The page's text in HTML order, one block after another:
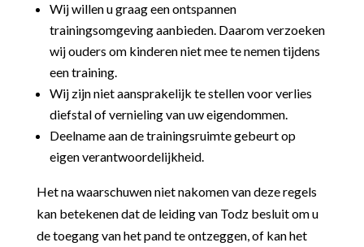
Wij willen u graag een ontspannen
trainingsomgeving aanbieden. Daarom verzoeken
wij ouders om kinderen niet mee te nemen tijdens
een training.
Wij zijn niet aansprakelijk te stellen voor verlies
diefstal of vernieling van uw eigendommen.
Deelname aan de trainingsruimte gebeurt op
eigen verantwoordelijkheid.
Het na waarschuwen niet nakomen van deze regels
kan betekenen dat de leiding van Todz besluit om u
de toegang van het pand te ontzeggen, of kan het